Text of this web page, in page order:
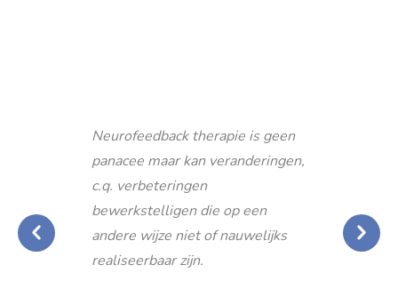
Neurofeedback therapie is geen
panacee maar kan veranderingen,
c.q. verbeteringen
bewerkstelligen die op een
andere wijze niet of nauwelijks
realiseerbaar zijn.